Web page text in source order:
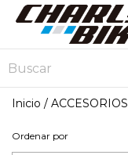
Inicio / ACCESORIOS
Ordenar por